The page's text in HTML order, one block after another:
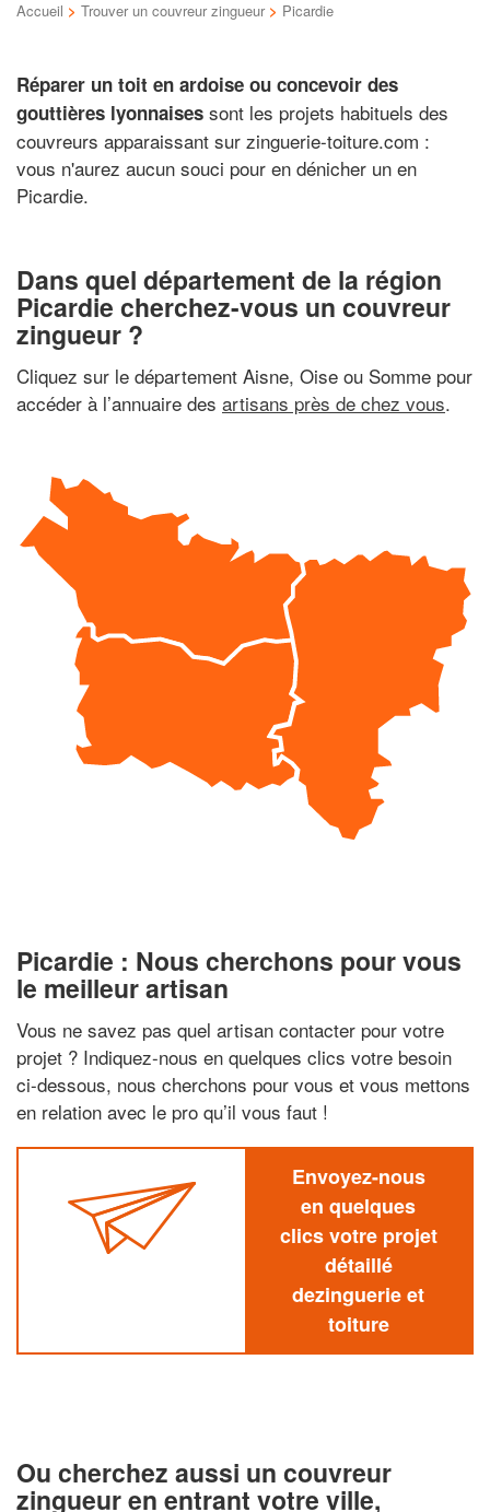
Accueil > Trouver un couvreur zingueur > Picardie
Réparer un toit en ardoise ou concevoir des
gouttières lyonnaises sont les projets habituels des
couvreurs apparaissant sur zinguerie-toiture.com :
vous n'aurez aucun souci pour en dénicher un en
Picardie.
Dans quel département de la région
Picardie cherchez-vous un couvreur
zingueur ?
Cliquez sur le département Aisne, Oise ou Somme pour
accéder à l’annuaire des artisans près de chez vous.
Picardie : Nous cherchons pour vous
le meilleur artisan
Vous ne savez pas quel artisan contacter pour votre
projet ? Indiquez-nous en quelques clics votre besoin
ci-dessous, nous cherchons pour vous et vous mettons
en relation avec le pro qu’il vous faut !
Envoyez-nous
en quelques
clics votre projet
détaillé
dezinguerie et
toiture
Ou cherchez aussi un couvreur
zingueur en entrant votre ville,